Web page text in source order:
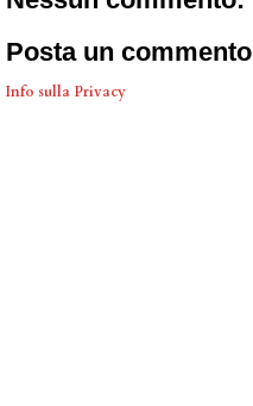
Posta un commento
Info sulla Privacy